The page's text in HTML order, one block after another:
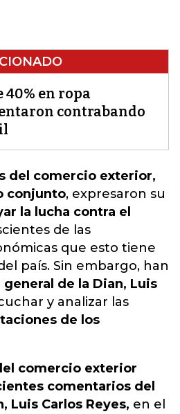
40% en ropa
contrabando
del comercio exterior,
conjunto, expresaron su
la lucha contra el
de las
que esto tiene
país. Sin embargo, han
de la Dian, Luis
y analizar las
de los
comercio exterior
comentarios del
Luis Carlos Reyes, en el